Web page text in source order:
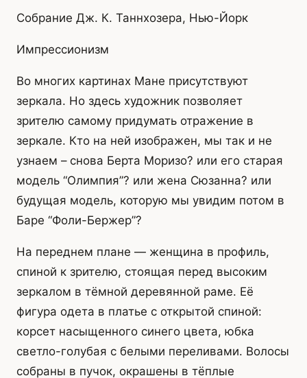
Собрание Дж. К. Таннхозера, Нью-Йорк
Импрессионизм
Во многих картинах Мане присутствуют
зеркала. Но здесь художник позволяет
зрителю самому придумать отражение в
зеркале. Кто на ней изображен, мы так и не
узнаем – снова Берта Моризо? или его старая
модель “Олимпия”? или жена Сюзанна? или
будущая модель, которую мы увидим потом в
Баре “Фоли-Бержер”?
На переднем плане — женщина в профиль,
спиной к зрителю, стоящая перед высоким
зеркалом в тёмной деревянной раме. Её
фигура одета в платье с открытой спиной:
корсет насыщенного синего цвета, юбка
светло-голубая с белыми переливами. Волосы
собраны в пучок, окрашены в тёплые